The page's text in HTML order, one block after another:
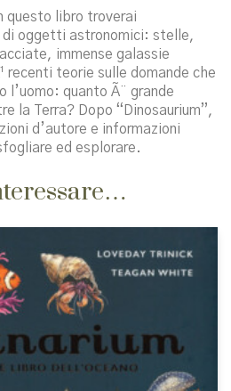
questo libro troverai
di oggetti astronomici: stelle,
immense galassie
recenti teorie sulle domande che
l’uomo: quanto Ã¨ grande
la Terra? Dopo “Dinosaurium”,
d’autore e informazioni
ed esplorare.